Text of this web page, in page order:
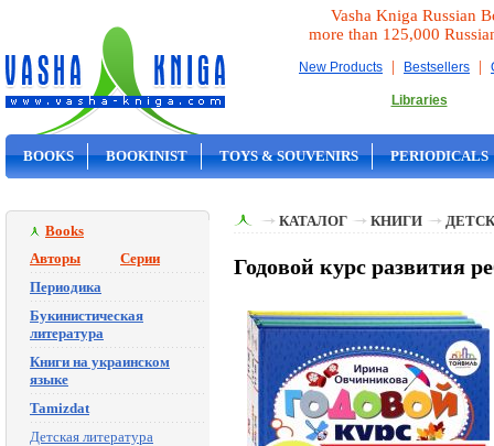
Vasha Kniga Russian
more than 125,000
New Products | Bestsellers |
Libraries
BOOKS BOOKINIST TOYS & SOUVENIRS PERIODICALS
Books
Авторы
Серии
Периодика
Букинистическая
литература
Книги на украинском
языке
Tamizdat
Детская литература
КАТАЛОГ КНИГИ
Годовой курс развития